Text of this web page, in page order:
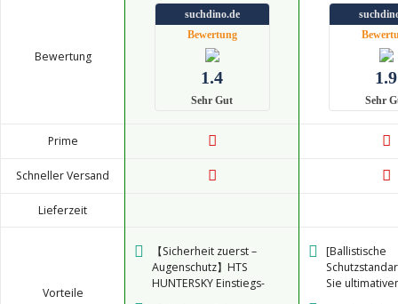
Bewertung
suchdino.de
Bewertung
1.4
Sehr Gut
1.9
Sehr
Prime
Schneller Versand
Lieferzeit
Vorteile
【Sicherheit zuerst –
Augenschutz】HTS
HUNTERSKY Einstiegs-
[Ballistische
Sie